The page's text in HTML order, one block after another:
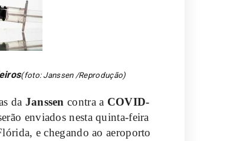
(foto: Janssen /Reprodução)
da Janssencontra a COVID-
enviados nesta quinta-feira
e chegando ao aeroporto